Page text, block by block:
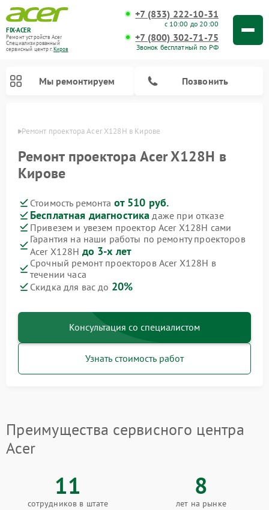
FIX-ACER
Ремонт устройств Acer
Специализированный
cервисный центр г.Киров
+7 (833) 222-10-31
с 10:00 до 20:00
+7 (800) 302-71-75
Звонок бесплатный по РФ
Мы ремонтируем Позвонить
Ремонт проектора Acer X128H в Кирове
Ремонт проектора Acer X128H в
Кирове
Стоимость ремонта от 510 руб.
Бесплатная диагностика даже при отказе
Привезем и увезем проектор Acer X128H сами
Гарантия на наши работы по ремонту проекторов
Acer X128H до 3-х лет
Срочный ремонт проекторов Acer X128H в
течении часа
Скидка для вас до 20%
Консультация со специалистом
Узнать стоимость работ
Преимущества сервисного центра
Acer
11
сотрудников в штате
8
лет на рынке